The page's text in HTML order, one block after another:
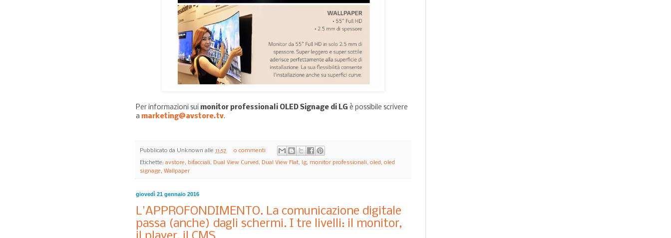
Per informazioni sui monitor professionali OLED Signage di LG è possibile scrivere
a marketing@avstore.tv.
Pubblicato da Unknown alle 11:57
0 commenti
Etichette: avstore, bifacciali, Dual View Curved, Dual View Flat, lg, monitor professionali, oled, oled
signage, Wallpaper
giovedì 21 gennaio 2016
L'APPROFONDIMENTO. La comunicazione digitale
passa (anche) dagli schermi. I tre livelli: il monitor,